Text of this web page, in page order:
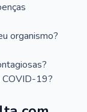
organismo?
COVID-19?